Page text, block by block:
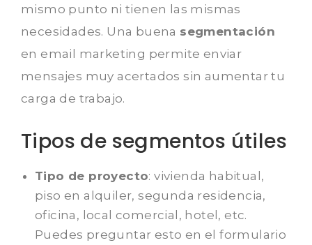
mismo punto ni tienen las mismas
necesidades. Una buena segmentación
en email marketing permite enviar
mensajes muy acertados sin aumentar tu
carga de trabajo.
Tipos de segmentos útiles
Tipo de proyecto: vivienda habitual,
piso en alquiler, segunda residencia,
oficina, local comercial, hotel, etc.
Puedes preguntar esto en el formulario